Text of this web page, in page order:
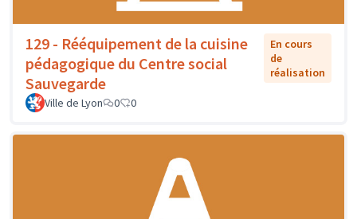
129 - Rééquipement de la cuisine
pédagogique du Centre social
Sauvegarde
En cours
de
réalisation
Ville de Lyon 0 0